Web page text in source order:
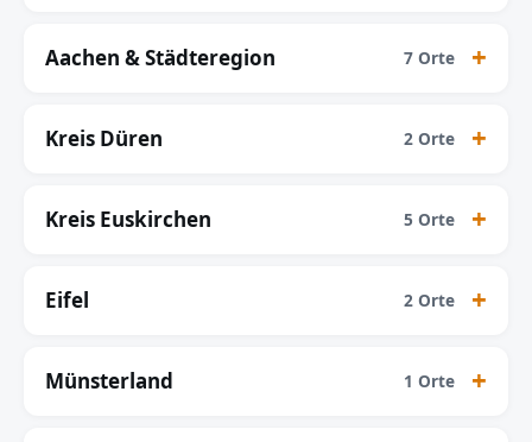
Aachen & Städteregion 7 Orte
Kreis Düren 2 Orte
Kreis Euskirchen 5 Orte
Eifel 2 Orte
Münsterland 1 Orte